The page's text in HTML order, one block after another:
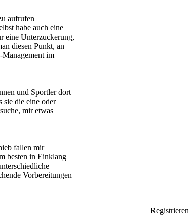
aufrufen
habe auch eine
eine Unterzuckerung,
diesen Punkt, an
Management im
und Sportler dort
sie die eine oder
mir etwas
fallen mir
besten in Einklang
Vorbereitungen
Registrieren